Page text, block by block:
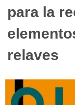
para la
relaves